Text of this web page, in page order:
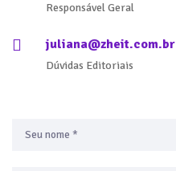
Responsável Geral
juliana@zheit.com.br
Dúvidas Editoriais